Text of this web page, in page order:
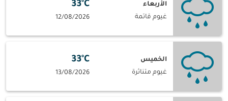
الأربعاء
غيوم قاتمة
33°C
12/08/2026
الخميس
غيوم متناثرة
33°C
13/08/2026